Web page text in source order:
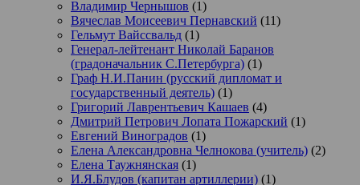
Владимир Чернышов (1)
Вячеслав Моисеевич Пернавский (11)
Гельмут Вайссвальд (1)
Генерал-лейтенант Николай Баранов
(градоначальник С.Петербурга) (1)
Граф Н.И.Панин (русский дипломат и
государственный деятель) (1)
Григорий Лаврентьевич Кашаев (4)
Дмитрий Петрович Лопата Пожарский (1)
Евгений Виноградов (1)
Елена Александровна Челнокова (учитель) (2)
Елена Таужнянская (1)
И.Я.Блудов (капитан артиллерии) (1)